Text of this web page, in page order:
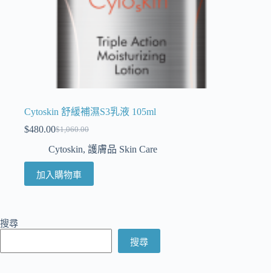
Cytoskin 舒緩補濕S3乳液 105ml
$1,060.00
$480.00
Cytoskin, 護膚品 Skin Care
加入購物車
搜尋
搜尋